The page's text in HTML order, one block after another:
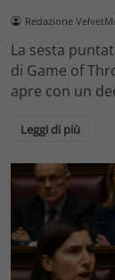
Redazione
La sesta
di Game of
apre con un
Leggi di più